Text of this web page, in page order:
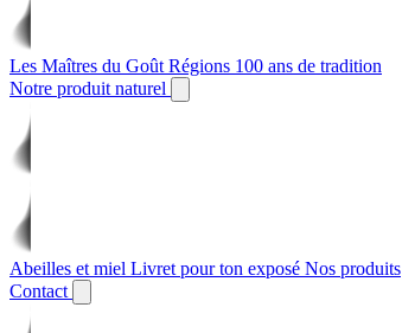
Les Maîtres du Goût Régions 100 ans de tradition
Notre produit naturel
Abeilles et miel Livret pour ton exposé Nos produits
Contact